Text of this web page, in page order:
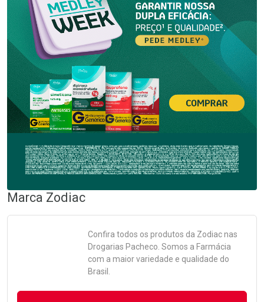
Marca Zodiac
Confira todos os produtos da Zodiacnas
Drogarias Pacheco. Somos a Farmácia
com a maior variedade e qualidade do
Brasil.